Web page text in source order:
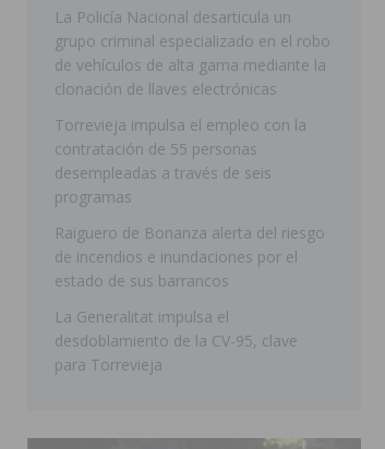
[ 07/08/2026 ] Orihuela cumple los
ORIHUELA
[ 07/08/2026 ]
Orihuela organiza un
Golf & Country Club
La Policía Nacional desarticula un
grupo criminal especializado en el robo
de vehículos de alta gama mediante la
clonación de llaves electrónicas
Torrevieja impulsa el empleo con la
contratación de 55 personas
desempleadas a través de seis
programas
Raiguero de Bonanza alerta del riesgo
de incendios e inundaciones por el
estado de sus barrancos
La Generalitat impulsa el
desdoblamiento de la CV-95, clave
para Torrevieja